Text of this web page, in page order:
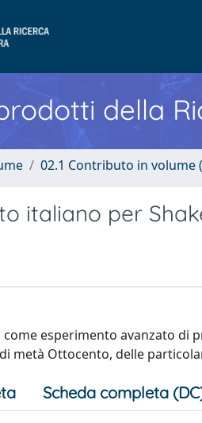
della
02.1 Contributo in volume
italiano per
esperimento avanzato di
metà Ottocento, delle
Scheda completa